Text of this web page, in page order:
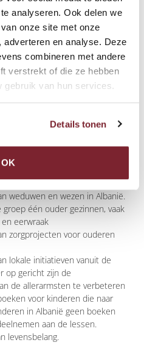
analyseren. Ook delen we
onze site met onze
en analyse. Deze
combineren met andere
verstrekt of die ze hebben
gebruik van hun services.
Details tonen
OK
wil:
voor de allerarmsten en
en hen te helpen een
bouwen zodat ze zelfstandig
in de maatschappij. De
een belangrijke rol als
klimaat
van de kansarme,
de samenleving. Dit uit zich in
behandeling van deze
weduwen en wezen in Albanië.
één ouder gezinnen, vaak
eerwraak
zorgprojecten voor ouderen
lokale initiatieven vanuit de
op gericht zijn de
de allerarmsten te verbeteren
voor kinderen die naar
in Albanië geen boeken
aan de lessen.
levensbelang.